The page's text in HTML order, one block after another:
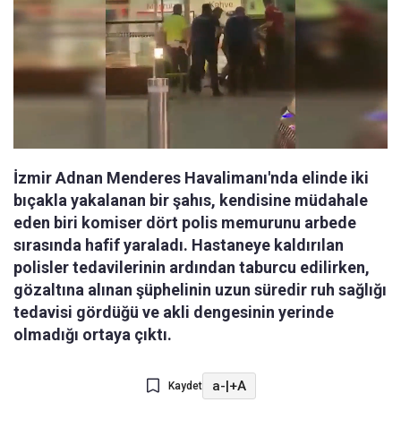
İzmir Adnan Menderes Havalimanı'nda elinde iki
bıçakla yakalanan bir şahıs, kendisine müdahale
eden biri komiser dört polis memurunu arbede
sırasında hafif yaraladı. Hastaneye kaldırılan
polisler tedavilerinin ardından taburcu edilirken,
gözaltına alınan şüphelinin uzun süredir ruh sağlığı
tedavisi gördüğü ve akli dengesinin yerinde
olmadığı ortaya çıktı.
Kaydet a-|+A